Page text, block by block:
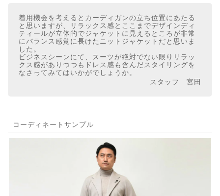
着用機会を考えるとカーディガンの立ち位置にあたる
と思いますが、リラックス感とここまでデザインディ
ティールが立体的でジャケットに見えるところが非常
にバランス感覚に長けたニットジャケットだと思いま
した。
ビジネスシーンにて、スーツが絶対でない限りリラッ
クス感がありつつもドレス感も含んだスタイリングを
なさってみてはいかがでしょうか。
スタッフ 宮田
コーディネートサンプル